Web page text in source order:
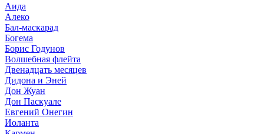
Аида
Алеко
Бал-маскарад
Богема
Борис Годунов
Волшебная флейта
Двенадцать месяцев
Дидона и Эней
Дон Жуан
Дон Паскуале
Евгений Онегин
Иоланта